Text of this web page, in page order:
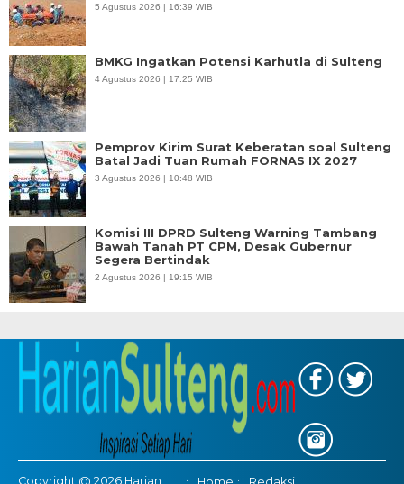
5 Agustus 2026 | 16:39 WIB
BMKG Ingatkan Potensi Karhutla di Sulteng
4 Agustus 2026 | 17:25 WIB
Pemprov Kirim Surat Keberatan soal Sulteng
Batal Jadi Tuan Rumah FORNAS IX 2027
3 Agustus 2026 | 10:48 WIB
Komisi III DPRD Sulteng Warning Tambang
Bawah Tanah PT CPM, Desak Gubernur
Segera Bertindak
2 Agustus 2026 | 19:15 WIB
Copyright @ 2026 Harian